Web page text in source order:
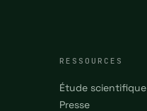
RESSOURCES
Étude scientifique
Presse